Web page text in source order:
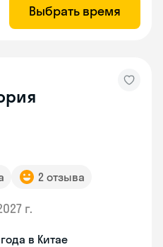
Выбрать время
2 отзыва
г.
в Китае